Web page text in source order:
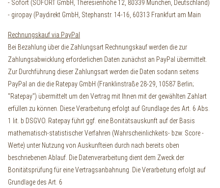
- Sofort (SOFORT GmbH, Theresienhöhe 12, 80339 München, Deutschland)
- giropay (Paydirekt GmbH, Stephanstr. 14-16, 60313 Frankfurt am Main
Rechnungskauf via PayPal
Bei Bezahlung über die Zahlungsart Rechnungskauf werden die zur
Zahlungsabwicklung erforderlichen Daten zunächst an PayPal übermittelt.
Zur Durchführung dieser Zahlungsart werden die Daten sodann seitens
PayPal an die die Ratepay GmbH (Franklinstraße 28-29, 10587 Berlin;
"Ratepay") übermittelt um den Vertrag mit Ihnen mit der gewählten Zahlart
erfüllen zu können. Diese Verarbeitung erfolgt auf Grundlage des Art. 6 Abs.
1 lit. b DSGVO. Ratepay führt ggf. eine Bonitätsauskunft auf der Basis
mathematisch-statistischer Verfahren (Wahrscheinlichkeits- bzw. Score -
Werte) unter Nutzung von Auskunfteien durch nach bereits oben
beschriebenen Ablauf. Die Datenverarbeitung dient dem Zweck der
Bonitätsprüfung für eine Vertragsanbahnung. Die Verarbeitung erfolgt auf
Grundlage des Art. 6